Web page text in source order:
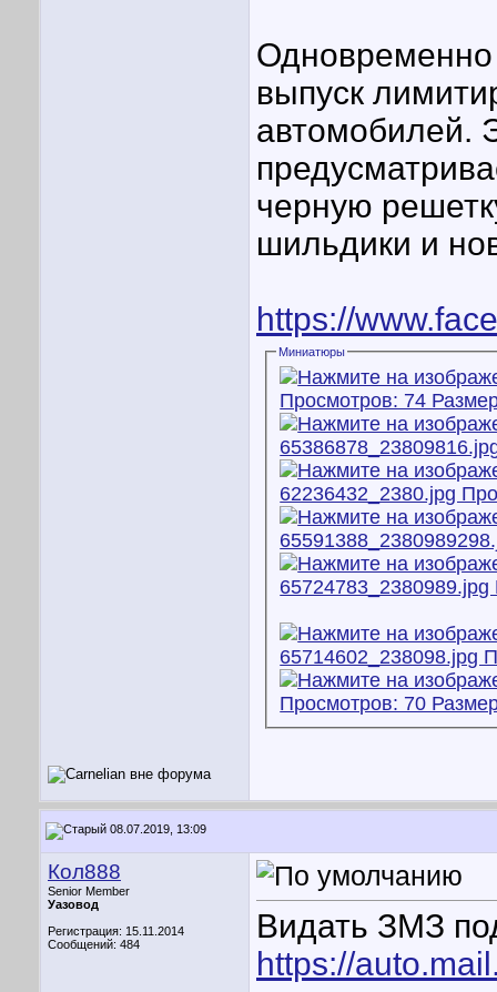
выпуск
автомобилей.
черную
шильдики и
https://
Миниатюры
08.07.2019, 13:09
Кол888
Senior Member
Уазовод
Регистрация: 15.11.2014
Сообщений: 484
Видать ЗМЗ
https://